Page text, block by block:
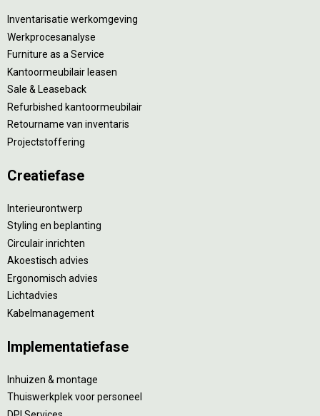
Inventarisatie werkomgeving
Werkprocesanalyse
Furniture as a Service
Kantoormeubilair leasen
Sale & Leaseback
Refurbished kantoormeubilair
Retourname van inventaris
Projectstoffering
Creatiefase
Interieurontwerp
Styling en beplanting
Circulair inrichten
Akoestisch advies
Ergonomisch advies
Lichtadvies
Kabelmanagement
Implementatiefase
Inhuizen & montage
Thuiswerkplek voor personeel